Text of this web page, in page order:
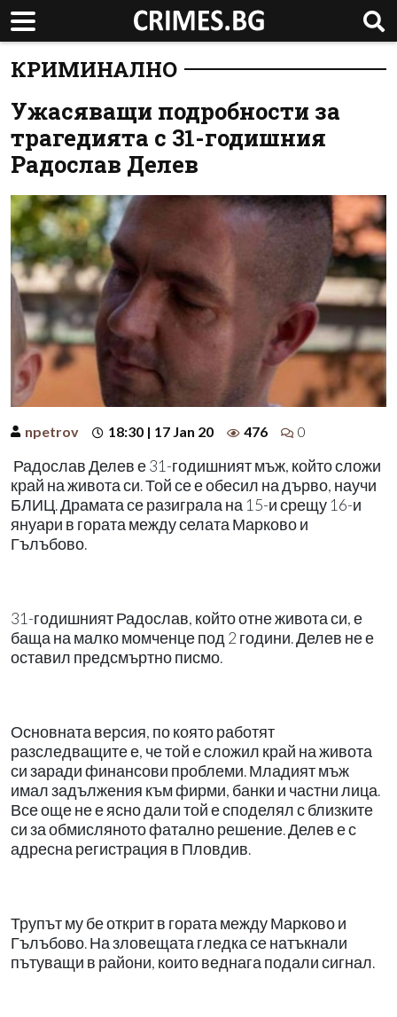
КРИМИНАЛНО
Ужасяващи подробности за
трагедията с 31-годишния
Радослав Делев
npetrov 18:30 | 17 Jan 20 476 0
Радослав Делев е 31-годишният мъж, който сложи
край на живота си. Той се е обесил на дърво, научи
БЛИЦ. Драмата се разиграла на 15-и срещу 16-и
януари в гората между селата Марково и
Гълъбово.
31-годишният Радослав, който отне живота си, е
баща на малко момченце под 2 години. Делев не е
оставил предсмъртно писмо.
Основната версия, по която работят
разследващите е, че той е сложил край на живота
си заради финансови проблеми. Младият мъж
имал задължения към фирми, банки и частни лица.
Все още не е ясно дали той е споделял с близките
си за обмисляното фатално решение. Делев е с
адресна регистрация в Пловдив.
Трупът му бе открит в гората между Марково и
Гълъбово. На зловещата гледка се натъкнали
пътуващи в райони, които веднага подали сигнал.